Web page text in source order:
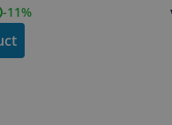
-11%